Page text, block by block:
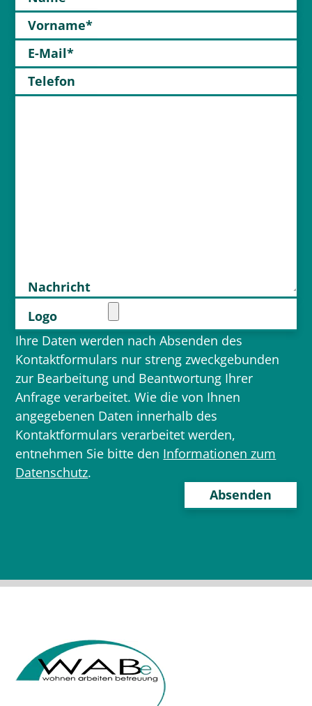
Vorname*
E-Mail*
Telefon
Nachricht
Logo
Ihre Daten werden nach Absenden des
Kontaktformulars nur streng zweckgebunden
zur Bearbeitung und Beantwortung Ihrer
Anfrage verarbeitet. Wie die von Ihnen
angegebenen Daten innerhalb des
Kontaktformulars verarbeitet werden,
entnehmen Sie bitte den Informationen zum
Datenschutz.